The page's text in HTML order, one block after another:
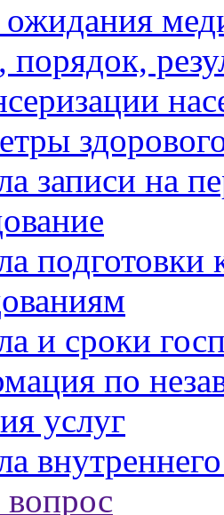
порядок,
записи на
подготовки
и сроки
по
услуг
вопрос